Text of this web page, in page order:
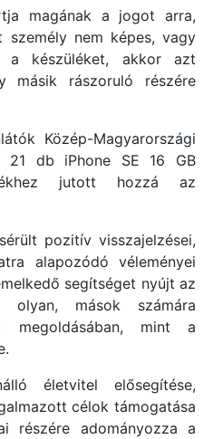
magának a jogot arra,
nem képes, vagy
a készüléket, akkor azt
másik rászoruló részére
Közép-Magyarországi
21 db iPhone SE 16 GB
jutott hozzá az
pozitív visszajelzései,
alapozódó véleményei
segítséget nyújt az
olyan, mások számára
megoldásában, mint a
életvitel elősegítése,
célok támogatása
részére adományozza a